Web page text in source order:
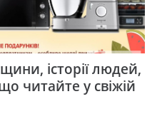
історії людей,
читайте у свіжій